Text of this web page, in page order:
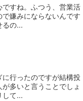
すね。ふつう、営業活
嫌みにならないんです
るの...
行ったのですが結構投
多いと言うことでしょ
して...